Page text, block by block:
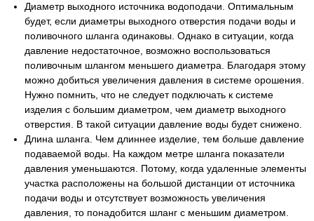
Диаметр выходного источника водоподачи. Оптимальным
будет, если диаметры выходного отверстия подачи воды и
поливочного шланга одинаковы. Однако в ситуации, когда
давление недостаточное, возможно воспользоваться
поливочным шлангом меньшего диаметра. Благодаря этому
можно добиться увеличения давления в системе орошения.
Нужно помнить, что не следует подключать к системе
изделия с большим диаметром, чем диаметр выходного
отверстия. В такой ситуации давление воды будет снижено.
Длина шланга. Чем длиннее изделие, тем больше давление
подаваемой воды. На каждом метре шланга показатели
давления уменьшаются. Потому, когда удаленные элементы
участка расположены на большой дистанции от источника
подачи воды и отсутствует возможность увеличения
давления, то понадобится шланг с меньшим диаметром.